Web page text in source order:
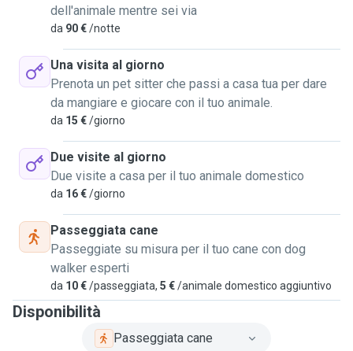
AH! quasi dimenticavo! la mia famiglia vive a Bovezzo e
con loro vive Marley, il nostro Bovaro del Bernese di due
anni nonché mio amico, ispirazione e confidente :)
Va d'accordo con tutti, cani e umani. Con il vostro consenso
potrei inserire anche lui nelle passeggiate per fare passare
dei momenti di gioco ai nostri amici!
Spero di incontrarvi presto!
Stefano
dell'animale mentre sei via
da 90 €/notte
Una visita al giorno
Prenota un pet sitter che passi a casa tua per dare
da mangiare e giocare con il tuo animale.
da 15 €/giorno
Due visite al giorno
Due visite a casa per il tuo animale domestico
da 16 €/giorno
Passeggiata cane
Passeggiate su misura per il tuo cane con dog
walker esperti
da 10 €/passeggiata, 5 €/animale domestico aggiuntivo
Disponibilità
Passeggiata cane